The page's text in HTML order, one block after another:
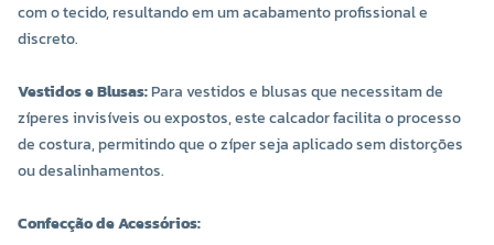
com o tecido, resultando em um acabamento profissional e
discreto.
Vestidos e Blusas:Para vestidos e blusas que necessitam de
zíperes invisíveis ou expostos, este calcador facilita o processo
de costura, permitindo que o zíper seja aplicado sem distorções
ou desalinhamentos.
Confecção de Acessórios: